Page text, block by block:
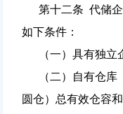
第十二条 代储企
如下条件：
（一）具有独立
（二）自有仓库
圆仓）总有效仓容